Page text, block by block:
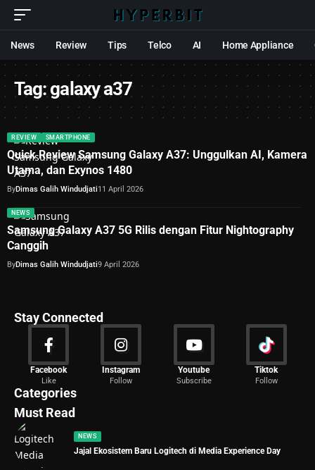
News Review Tips Telco AI Home Appliance
Tag:galaxy a37
REVIEW SMARTPHONE
Quick Review Samsung Galaxy A37: Unggulkan AI, Kamera
Utama, dan Exynos 1480
ByDimas Galih Windudjati11 April 2026
NEWS
Samsung Galaxy A37 5G Rilis dengan Fitur Nightography
Canggih
ByDimas Galih Windudjati9 April 2026
Stay Connected
Facebook
Like
Instagram
Follow
Youtube
Subscribe
Tiktok
Follow
Categories
News
2029 Articles
Must Read
NEWS
Jajal Ekosistem Baru Logitech di Media Experience Day